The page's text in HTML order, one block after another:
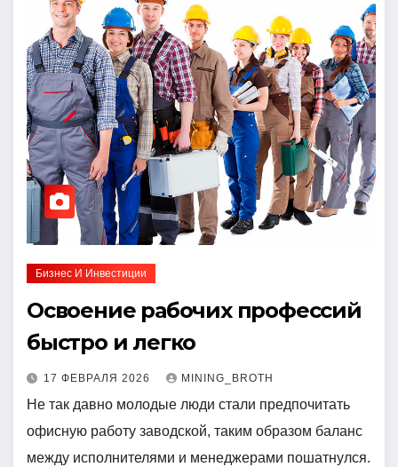
Бизнес И Инвестиции
Освоение рабочих профессий
быстро и легко
17 ФЕВРАЛЯ 2026 MINING_BROTH
Не так давно молодые люди стали предпочитать
офисную работу заводской, таким образом баланс
между исполнителями и менеджерами пошатнулся.